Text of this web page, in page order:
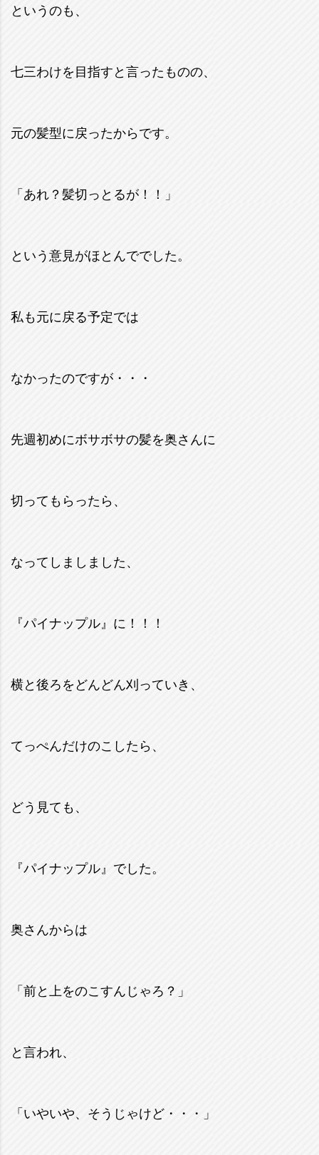
というのも、
七三わけを目指すと言ったものの、
元の髪型に戻ったからです。
「あれ？髪切っとるが！！」
という意見がほとんででした。
私も元に戻る予定では
なかったのですが・・・
先週初めにボサボサの髪を奥さんに
切ってもらったら、
なってしましました、
『パイナップル』に！！！
横と後ろをどんどん刈っていき、
てっぺんだけのこしたら、
どう見ても、
『パイナップル』でした。
奥さんからは
「前と上をのこすんじゃろ？」
と言われ、
「いやいや、そうじゃけど・・・」